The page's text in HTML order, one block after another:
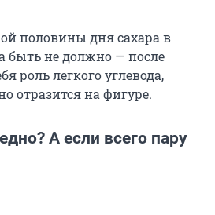
половины дня сахара в
быть не должно — после
роль легкого углевода,
отразится на фигуре.
А если всего пару